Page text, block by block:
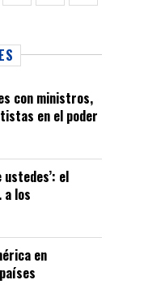
con ministros,
en el poder
ustedes’: el
a los
en